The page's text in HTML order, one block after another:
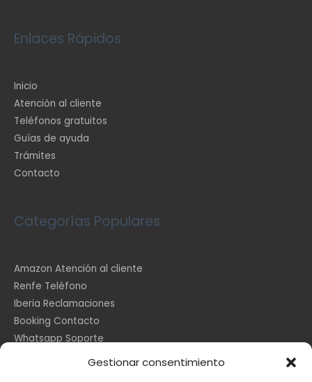
Gestionar consentimiento
Enlaces Rápidos
Inicio
Atención al cliente
Teléfonos gratuitos
Guías de ayuda
Trámites
Contacto
Categorías Populares
Amazon Atención al cliente
Renfe Teléfono
Iberia Reclamaciones
Booking Contacto
Whatsapp Soporte